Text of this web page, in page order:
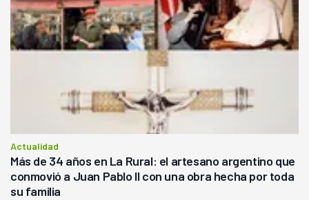
Actualidad
Más de 34 años en La Rural: el artesano argentino que
conmovió a Juan Pablo II con una obra hecha por toda
su familia